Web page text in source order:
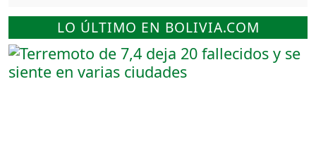
LO ÚLTIMO EN BOLIVIA.COM